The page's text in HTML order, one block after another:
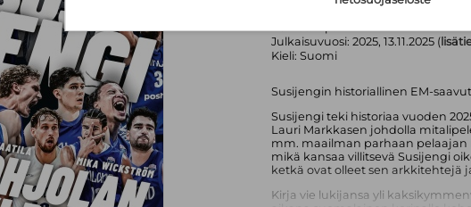
Julkaisuvuosi: 2025, 13.11.2025 (
Kieli: Suomi
Susijengin historiallinen EM-
Susijengi teki historiaa vuoden
Lauri Markkasen johdolla
mm. maailman parhaan pelaajan
mikä kansaa villitsevä Susijengi
ketkä ovat olleet sen arkkitehtejä
Kirja vie lukijansa yli